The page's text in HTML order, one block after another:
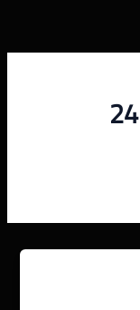
توصيل مطار الكويت 24